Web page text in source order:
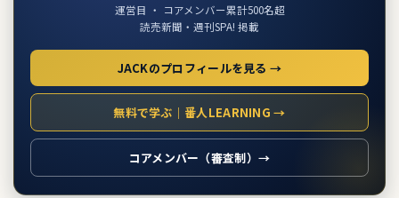
運営目 ・ コアメンバー累計500名超
読売新聞・週刊SPA! 掲載
JACKのプロフィールを見る →
無料で学ぶ｜番人LEARNING →
コアメンバー（審査制）→